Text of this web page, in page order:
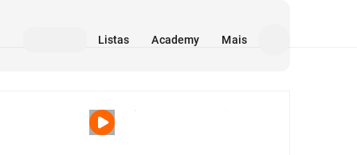
Listas Academy Mais